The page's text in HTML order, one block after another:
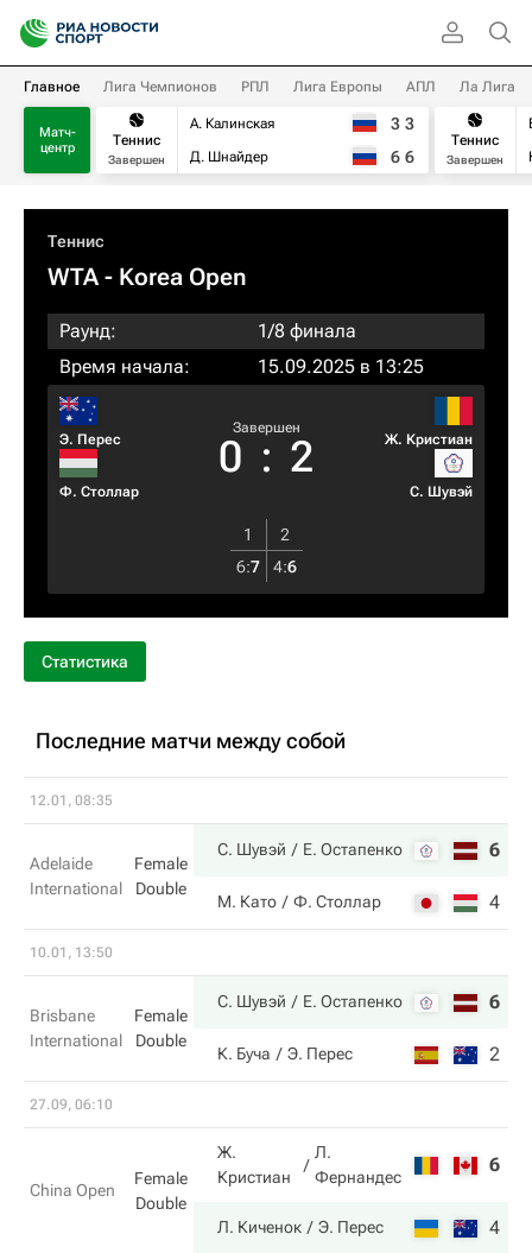
Главное Лига Чемпионов РПЛ Лига Европы АПЛ Ла Лига
Матч-
центр
Теннис
Завершен
А. Калинская
Д. Шнайдер
3 3
6 6
Теннис
Завершен
Теннис
WTA- Korea Open
Раунд:
1/8 финала
Время начала:
15.09.2025 в 13:25
Э. Перес
Ф. Столлар
Завершен
0 : 2 Ж. Кристиан
С. Шувэй
1
2
6:7 4:6
Статистика
Последние матчи между собой
12.01, 08:35
Adelaide
International
Female
Double
С. Шувэй Е. Остапенко 6
М. Като Ф. Столлар 4
10.01, 13:50
Brisbane
International
Female
Double
С. Шувэй Е. Остапенко 6
К. Буча Э. Перес 2
27.09, 06:10
China Open
Female
Double
Ж.
Кристиан
Л.
Фернандес
6
Л. Киченок Э. Перес 4